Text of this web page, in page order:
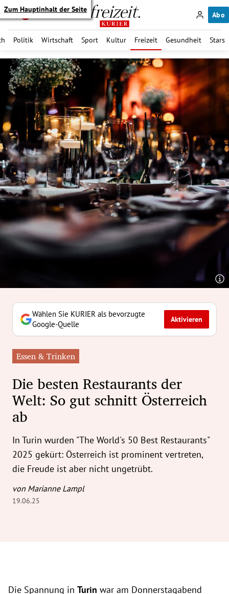
Zum Hauptinhalt der Seite
Abo
Politik Wirtschaft Sport Kultur Freizeit Gesundheit Stars
Untermenü
Untermenü
Untermenü
Untermenü
Untermenü
Untermenü
Untermenü
Untermenü
Untermenü
Wählen Sie KURIER als bevorzugte
Google-Quelle
Aktivieren
Essen & Trinken
Die besten Restaurants der
Welt: So gut schnitt Österreich
ab
In Turin wurden "The World's 50 Best Restaurants"
2025 gekürt: Österreich ist prominent vertreten,
die Freude ist aber nicht ungetrübt.
von Marianne Lampl
19.06.25
Die Spannung in Turin war am Donnerstagabend